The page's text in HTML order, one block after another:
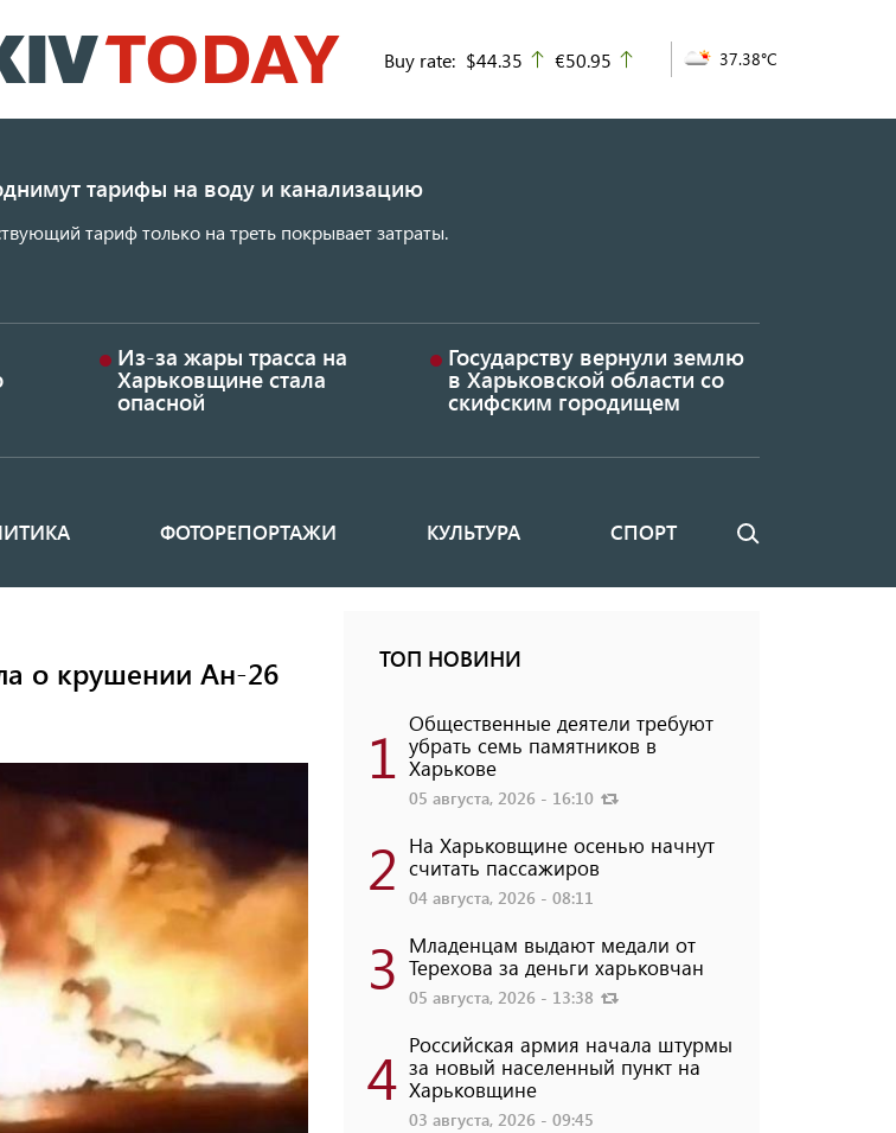
к
основному
Buy rate: $44.35 up
€50.95 37.38°C
тарифы на воду и канализацию
тариф только на треть покрывает затраты.
Из-за жары трасса на
Харьковщине стала
опасной
Государству вернули землю
в Харьковской области со
скифским городищем
ФОТОРЕПОРТАЖИ КУЛЬТУРА СПОРТ Поиск
о крушении Ан-26
ТОП НОВИНИ
1 Общественные деятели требуют
убрать семь памятников в
Харькове
05 августа, 2026 - 16:10
2 На Харьковщине осенью начнут
считать пассажиров
04 августа, 2026 - 08:11
3 Младенцам выдают медали от
Терехова за деньги харьковчан
05 августа, 2026 - 13:38
4 Российская армия начала штурмы
за новый населенный пункт на
Харьковщине
03 августа, 2026 - 09:45